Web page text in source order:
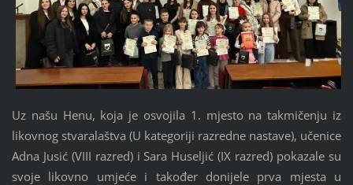
Uz našu Henu, koja je osvojila 1. mjesto na takmičenju iz
likovnog stvaralaštva (U kategoriji razredne nastave), učenice
Adna Jusić (VIII razred) i Sara Huseljić (IX razred) pokazale su
svoje likovno umjeće i također donijele prva mjesta u